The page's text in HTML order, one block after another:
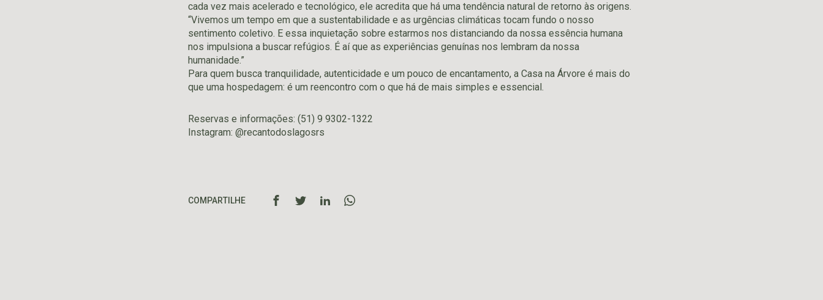
cada vez mais acelerado e tecnológico, ele acredita que há uma tendência natural de retorno às origens.
“Vivemos um tempo em que a sustentabilidade e as urgências climáticas tocam fundo o nosso
sentimento coletivo. E essa inquietação sobre estarmos nos distanciando da nossa essência humana
nos impulsiona a buscar refúgios. É aí que as experiências genuínas nos lembram da nossa
humanidade.”
Para quem busca tranquilidade, autenticidade e um pouco de encantamento, a Casa na Árvore é mais do
que uma hospedagem: é um reencontro com o que há de mais simples e essencial.
Reservas e informações: (51) 9 9302-1322
Instagram: @recantodoslagosrs
COMPARTILHE